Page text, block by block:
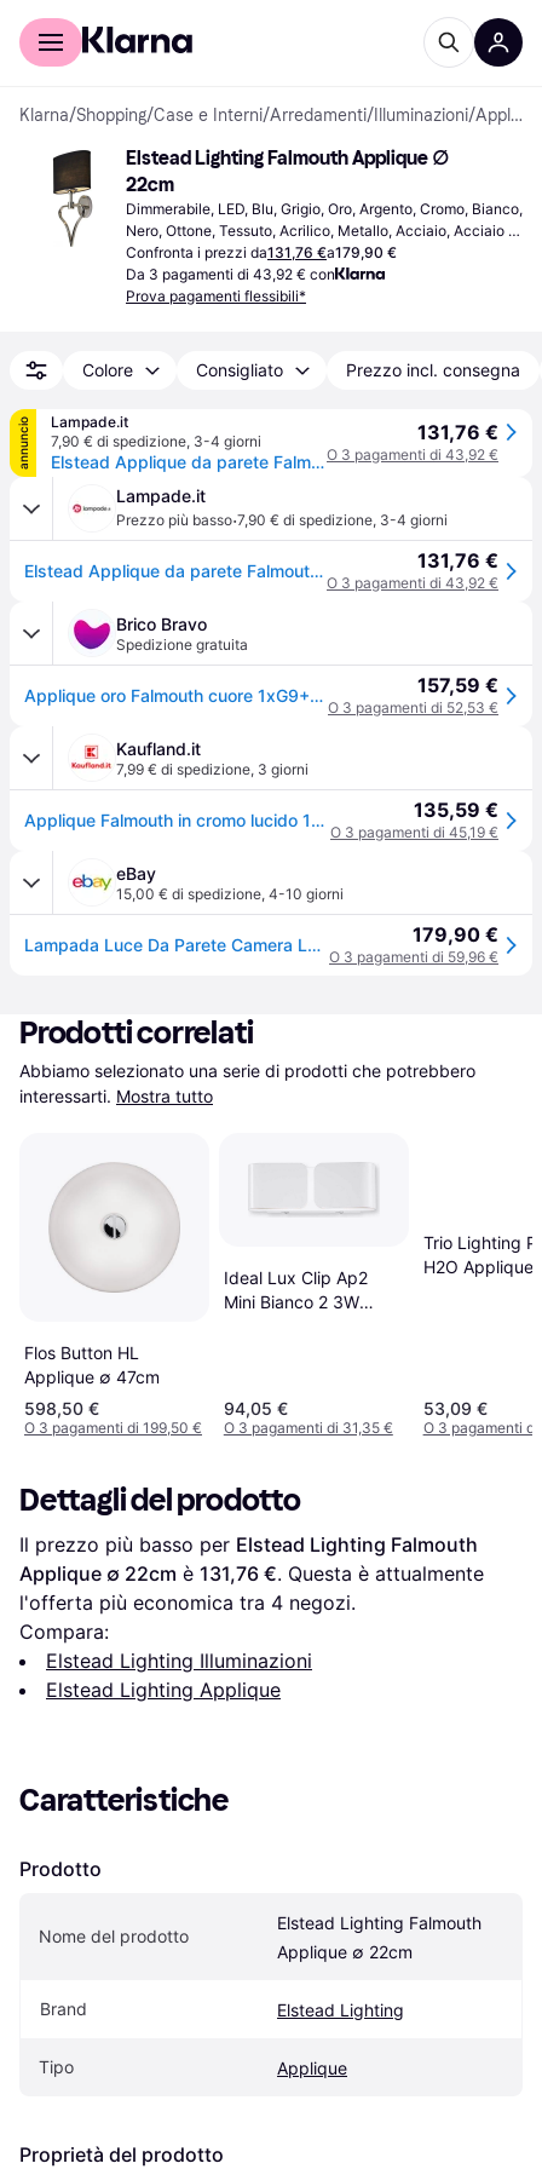
Per il tuo shopping
Klarna/Shopping/Case e Interni/Arredamenti/ Illuminazioni/ Applique
Elstead Lighting Falmouth Applique ∅
22cm
Dimmerabile, LED, Blu, Grigio, Oro, Argento, Cromo, Bianco,
Nero, Ottone, Tessuto, Acrilico, Metallo, Acciaio, Acciaio
inossidabile, Cromo, Classe IP: IP20, IP44, Attacco
Lampada: G9
Confronta i prezzi da131,76 €a179,90 €
Da 3 pagamenti di 43,92 € con
Prova pagamenti flessibili*
Colore Consigliato Prezzo incl. consegna
annuncio
Lampade.it
7,90 € di spedizione, 3-4 giorni
Elstead Applique da parete Falmouth, Ottone / Oro, Soggiorno / Sala da pranzo, Tessuto / Stoffa / Seta, Moderno, Applique
131,76 €
O 3 pagamenti di 43,92 €
Lampade.it
Prezzo più basso·7,90 € di spedizione, 3-4 giorni
Elstead Applique da parete Falmouth, Ottone / Oro, Soggiorno / Sala da pranzo, Tessuto / Stoffa / Seta, Moderno, Applique 131,76 €
O 3 pagamenti di 43,92 €
Brico Bravo
Spedizione gratuita
Applique oro Falmouth cuore 1xG9+LED 1W IP44 Elstead 157,59 €
O 3 pagamenti di 52,53 €
Kaufland.it
7,99 € di spedizione, 3 giorni
Applique Falmouth in cromo lucido 1xG9x3W metallo, dimensioni: 42,4x22x16,4 cm, IP44, Elstead 135,59 €
O 3 pagamenti di 45,19 €
eBay
15,00 € di spedizione, 4-10 giorni
Lampada Luce Da Parete Camera Letto Cuore Cromo Tessuto Nero Led 179,90 €
O 3 pagamenti di 59,96 €
Prodotti correlati
Abbiamo selezionato una serie di prodotti che potrebbero
interessarti. Mostra tutto
Flos Button HL
Applique ∅ 47cm
598,50 €
O 3 pagamenti di 199,50 €
Ideal Lux Clip Ap2
Mini Bianco 2 3W
94,05 €
O 3 pagamenti di 31,35 €
Trio Lighting
H2O Applique
53,09 €
O 3 pagamenti di
Dettagli del prodotto
Il prezzo più basso per Elstead Lighting Falmouth
Applique ∅ 22cm è 131,76 €. Questa è attualmente
l'offerta più economica tra 4 negozi.
Compara:
Elstead Lighting Illuminazioni
Elstead Lighting Applique
Caratteristiche
Prodotto
Nome del prodotto
Elstead Lighting Falmouth
Applique ∅ 22cm
Brand Elstead Lighting
Tipo Applique
Proprietà del prodotto